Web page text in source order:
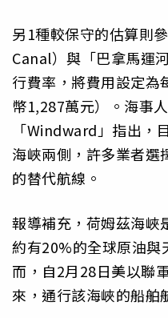
另1種較保守的估算則
Canal）與「巴拿馬運
行費率，將費用設定為
幣1,287萬元）。海事
「Windward」指出，
海峽兩側，許多業者選
的替代航線。
報導補充，荷姆茲海峽
約有20%的全球原油與
而，自2月28日美以聯
來，通行該海峽的船舶